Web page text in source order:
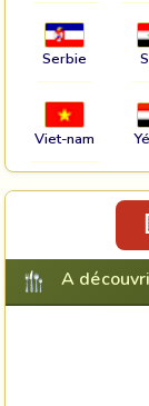
Serbie
Viet-nam
A